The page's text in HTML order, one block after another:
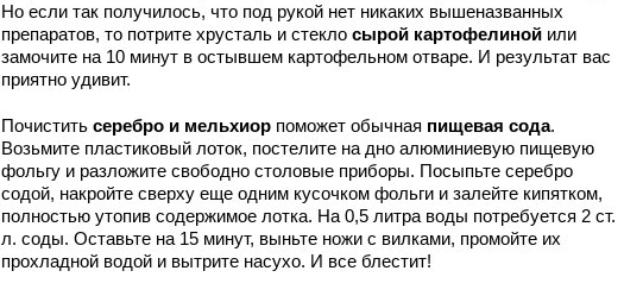
Но если так получилось, что под рукой нет никаких вышеназванных
препаратов, то потрите хрусталь и стекло сырой картофелиной или
замочите на 10 минут в остывшем картофельном отваре. И результат вас
приятно удивит.
Почистить серебро и мельхиор поможет обычная пищевая сода.
Возьмите пластиковый лоток, постелите на дно алюминиевую пищевую
фольгу и разложите свободно столовые приборы. Посыпьте серебро
содой, накройте сверху еще одним кусочком фольги и залейте кипятком,
полностью утопив содержимое лотка. На 0,5 литра воды потребуется 2 ст.
л. соды. Оставьте на 15 минут, выньте ножи с вилками, промойте их
прохладной водой и вытрите насухо. И все блестит!